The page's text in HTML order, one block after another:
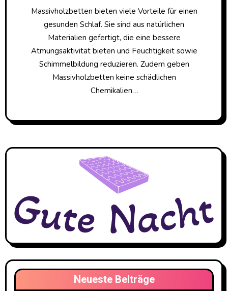
Massivholzbetten bieten viele Vorteile für einen
gesunden Schlaf. Sie sind aus natürlichen
Materialien gefertigt, die eine bessere
Atmungsaktivität bieten und Feuchtigkeit sowie
Schimmelbildung reduzieren. Zudem geben
Massivholzbetten keine schädlichen
Chemikalien…
Neueste Beiträge